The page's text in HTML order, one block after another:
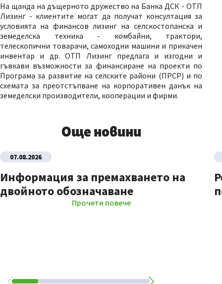
На щанда на дъщерното дружество на Банка ДСК - ОТП
Лизинг - клиентите могат да получат консултация за
условията на финансов лизинг на селскостопанска и
земеделска техника - комбайни, трактори,
телескопични товарачи, самоходни машини и прикачен
инвентар и др. ОТП Лизинг предлага и изгодни и
гъвкави възможности за финансиране на проекти по
Програма за развитие на селските райони (ПРСР) и по
схемата за преотстъпване на корпоративен данък на
земеделски производители, кооперации и фирми.
Още новини
07.08.2026
Информация за премахването на
двойното обозначаване
Прочети повече